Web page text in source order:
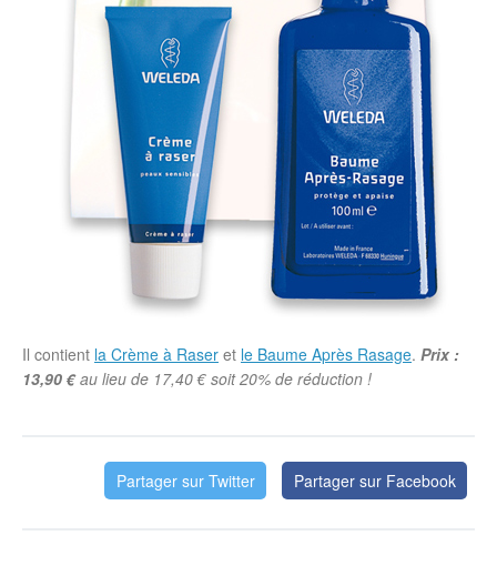
Il contient la Crème à Raser et le Baume Après Rasage. Prix :
13,90 €au lieu de 17,40 € soit 20% de réduction !
Partager sur Facebook
Partager sur Twitter